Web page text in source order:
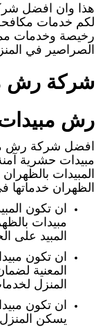
هذا وان افضل
لكم خدمات
رخيصة وخدمات
الصراصير في
شركة رش
رش مبيدات
افضل شركة رش
مبيدات حشرية
المبيدات
الظهران خدماتها
ان تكون
مبيدات
المبيد على
ان تكون
المعنية
المنزل
ان تكون
يسكن المنزل